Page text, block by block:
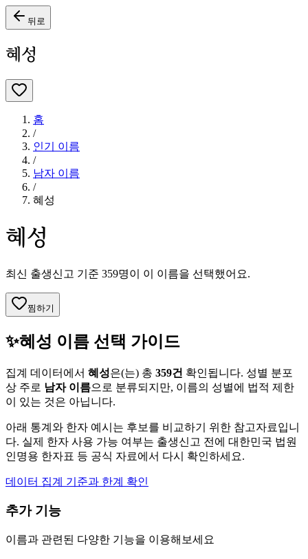
뒤로
혜성
홈
/
인기 이름
/
남자 이름
/
혜성
혜성
최신 출생신고 기준 359명이 이 이름을 선택했어요.
찜하기
✨혜성 이름 선택 가이드
집계 데이터에서 혜성은(는) 총 359건 확인됩니다. 성별 분포
상 주로 남자이름으로 분류되지만, 이름의 성별에 법적 제한
이 있는 것은 아닙니다.
아래 통계와 한자 예시는 후보를 비교하기 위한 참고자료입니
다. 실제 한자 사용 가능 여부는 출생신고 전에 대한민국 법원
인명용 한자표 등 공식 자료에서 다시 확인하세요.
데이터 집계 기준과 한계 확인
추가 기능
이름과 관련된 다양한 기능을 이용해보세요